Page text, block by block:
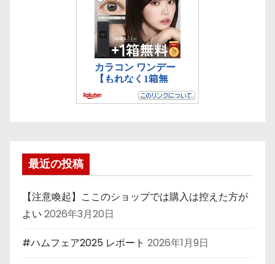
最近の投稿
【注意喚起】ここのショップでは購入は控えた方が
よい 2026年3月20日
#ハムフェア2025 レポート 2026年1月9日